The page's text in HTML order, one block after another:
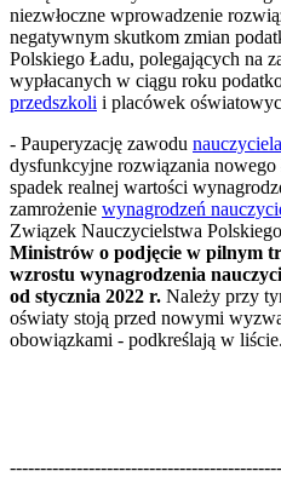
niezwłoczne wprowadzenie
negatywnym skutkom zmian
Polskiego Ładu, polegających na
wypłacanych w ciągu roku
przedszkoli i placówek
- Pauperyzację zawodu nauczyciela
dysfunkcyjne rozwiązania
spadek realnej wartości
zamrożenie wynagrodzeń
Związek Nauczycielstwa Polskiego
Ministrów o podjęcie w pilnym
wzrostu wynagrodzenia
od stycznia 2022 r. Należy przy
oświaty stoją przed nowymi
obowiązkami - podkreślają w liście.